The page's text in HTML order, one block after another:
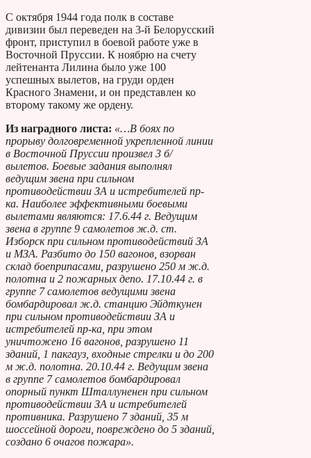
С октября 1944 года полк в составе
дивизии был переведен на 3-й Белорусский
фронт, приступил в боевой работе уже в
Восточной Пруссии. К ноябрю на счету
лейтенанта Лилина было уже 100
успешных вылетов, на груди орден
Красного Знамени, и он представлен ко
второму такому же ордену.
Из наградного листа: «…В боях по
прорыву долговременной укрепленной линии
в Восточной Пруссии произвел 3 б/
вылетов. Боевые задания выполнял
ведущим звена при сильном
противодействии ЗА и истребителей пр-
ка. Наиболее эффективными боевыми
вылетами являются: 17.6.44 г. Ведущим
звена в группе 9 самолетов ж.д. ст.
Изборск при сильном противодействий ЗА
и МЗА. Разбито до 150 вагонов, взорван
склад боеприпасами, разрушено 250 м ж.д.
полотна и 2 пожарных депо. 17.10.44 г. в
группе 7 самолетов ведущими звена
бомбардировал ж.д. станцию Эйдткунен
при сильном противодействии ЗА и
истребителей пр-ка, при этом
уничтожено 16 вагонов, разрушено 11
зданий, 1 пакгауз, входные стрелки и до 200
м ж.д. полотна. 20.10.44 г. Ведущим звена
в группе 7 самолетов бомбардировал
опорный пункт Шталлуненен при сильном
противодействии ЗА и истребителей
противника. Разрушено 7 зданий, 35 м
шоссейной дороги, повреждено до 5 зданий,
создано 6 очагов пожара».